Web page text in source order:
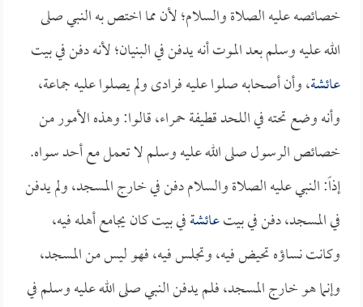
خصائصه عليه الصلاة والسلام؛ لأن مما اختص به النبي صلى
الله عليه وسلم بعد الموت أنه يدفن في البنيان؛ لأنه دفن في بيت
عائشة، وأن أصحابه صلوا عليه فرادى ولم يصلوا عليه جماعة،
وأنه وضع تحته في اللحد قطيفة حمراء، قالوا: وهذه الأمور من
خصائص الرسول صلى الله عليه وسلم لا تعمل مع أحد سواه.
إذاً: النبي عليه الصلاة والسلام دفن في خارج المسجد، ولم يدفن
في المسجد، دفن في بيتعائشةفي بيت كان يجامع أهله فيه،
وكانت نساؤه تحيض فيه، وتجلس فيه، فهو ليس من المسجد،
وإنما هو خارج المسجد، فلم يدفن النبي صلى الله عليه وسلم في